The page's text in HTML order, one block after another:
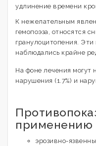
удлинение времени
К нежелательным
гемопоэза, относятся
гранулоцитопения.
наблюдались крайне
На фоне лечения могут
нарушения (1.7%) и
применению
эрозивно-